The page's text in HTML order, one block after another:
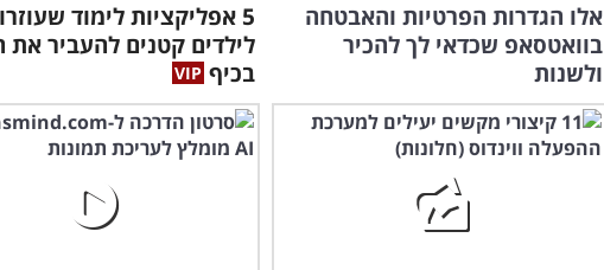
אלו הגדרות הפרטיות והאבטחה
בוואטסאפ שכדאי לך להכיר
ולשנות
5 אפליקציות לימוד
לילדים קטנים להעביר את
בכיף